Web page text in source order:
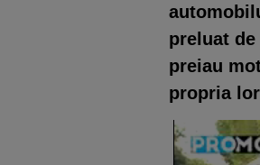
preluat
preiau
propria